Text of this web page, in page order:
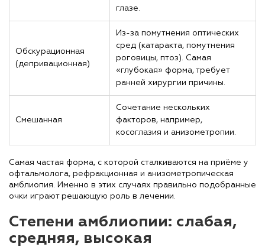
глазе.
Обскурационная
(депривационная)
Из-за помутнения оптических
сред (катаракта, помутнения
роговицы, птоз). Самая
«глубокая» форма, требует
ранней хирургии причины.
Смешанная
Сочетание нескольких
факторов, например,
косоглазия и анизометропии.
Самая частая форма, с которой сталкиваются на приёме у
офтальмолога, рефракционная и анизометропическая
амблиопия. Именно в этих случаях правильно подобранные
очки играют решающую роль в лечении.
Степени амблиопии: слабая,
средняя, высокая